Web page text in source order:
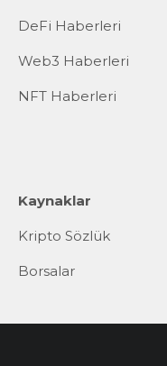
DeFi Haberleri
Web3 Haberleri
NFT Haberleri
Kaynaklar
Kripto Sözlük
Borsalar